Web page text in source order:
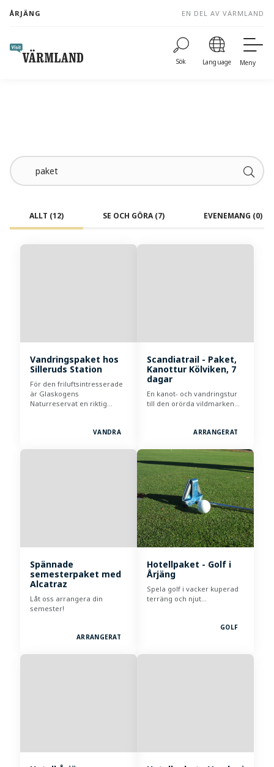
content
ÅRJÄNG EN DEL AV VÄRMLAND
Sök Language Meny
ALLT (12) SE OCH GÖRA(7) EVENEMANG (0)
Vandringspaket hos
Silleruds Station
För den friluftsintresserade
är Glaskogens
Naturreservat en riktig…
VANDRA
Scandiatrail - Paket,
Kanottur Kölviken, 7
dagar
En kanot- och vandringstur
till den orörda vildmarken…
ARRANGERAT
Spännade
semesterpaket med
Alcatraz
Låt oss arrangera din
semester!
ARRANGERAT
Hotellpaket - Golf i
Årjäng
Spela golf i vacker kuperad
terräng och njut…
GOLF